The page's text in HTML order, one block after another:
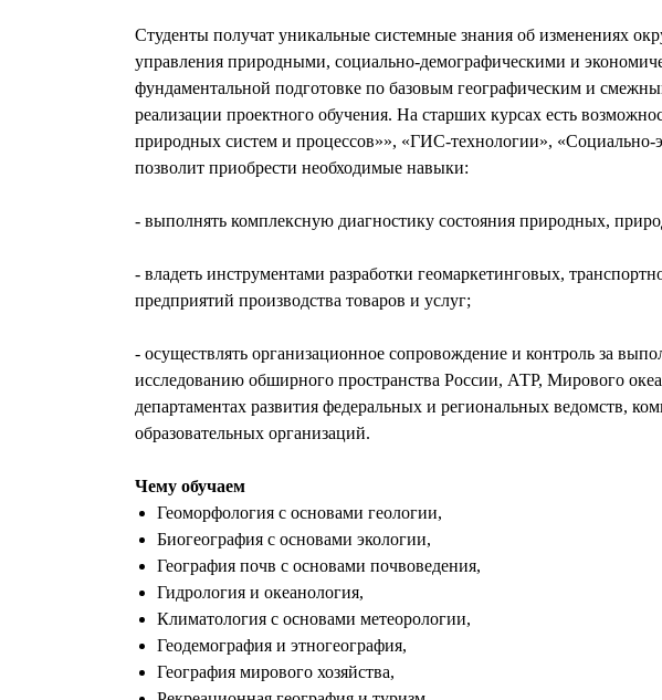
Студенты получат уникальные системные знания об изменениях
управления природными, социально-демографическими и
фундаментальной подготовке по базовым географическим и
реализации проектного обучения. На старших курсах есть
природных систем и процессов»», «ГИС-технологии», «Социально-
позволит приобрести необходимые навыки:
- выполнять комплексную диагностику состояния природных,
- владеть инструментами разработки геомаркетинговых,
предприятий производства товаров и услуг;
- осуществлять организационное сопровождение и контроль за
исследованию обширного пространства России, АТР, Мирового
департаментах развития федеральных и региональных ведомств,
образовательных организаций.
Чему обучаем
Геоморфология с основами геологии,
Биогеография с основами экологии,
География почв с основами почвоведения,
Гидрология и океанология,
Климатология с основами метеорологии,
Геодемография и этногеография,
География мирового хозяйства,